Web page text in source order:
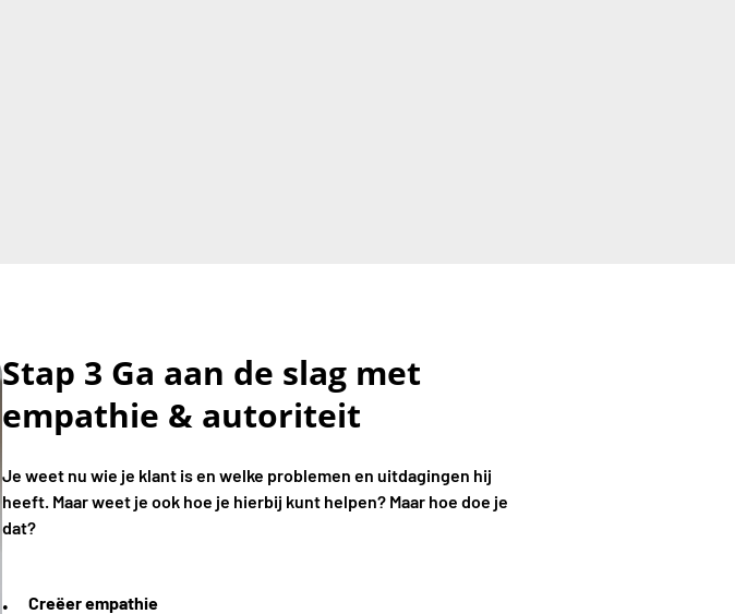
Stap 3 Ga aan de slag met
empathie & autoriteit
Je weet nu wie je klant is en welke problemen en uitdagingen hij
heeft. Maar weet je ook hoe je hierbij kunt helpen? Maar hoe doe je
dat?
Creëer empathie